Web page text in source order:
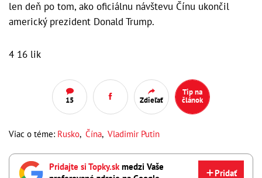
len deň po tom, ako oficiálnu návštevu Čínu ukončil
americký prezident Donald Trump.
4 16 lik
15 Zdieľať
Tip na
článok
Viac o téme: Rusko, Čína, Vladimir Putin
Pridajte si Topky.skmedzi Vaše
Pridať